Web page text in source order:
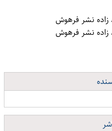
زاده نشر فرهوش
زاده نشر فرهوش